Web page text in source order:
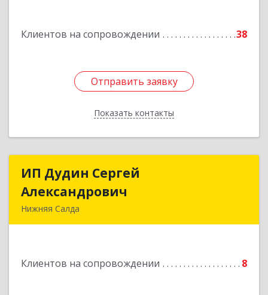
Клиентов на сопровождении 38
Отправить заявку
Показать контакты
Отправить заявку
Назад
ИП Дудин Сергей
Александрович
Нижняя Салда
Клиентов на сопровождении 8
ИП Дудин Сергей
Подробнее